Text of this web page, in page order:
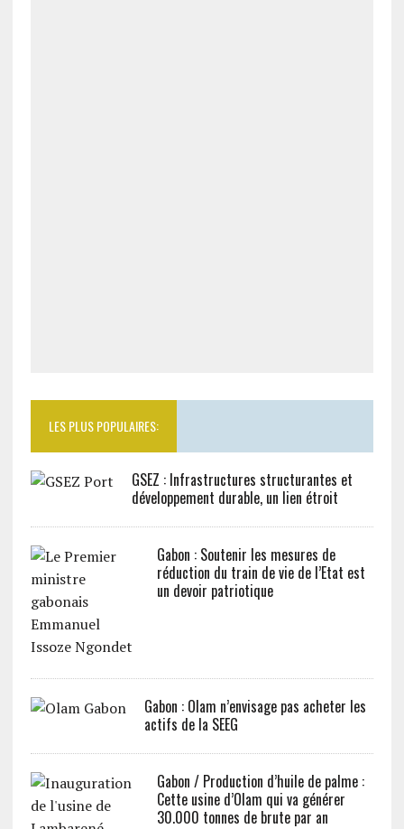
LES PLUS POPULAIRES:
GSEZ : Infrastructures structurantes et
développement durable, un lien étroit
Gabon : Soutenir les mesures de
réduction du train de vie de l’Etat est
un devoir patriotique
Gabon : Olam n’envisage pas acheter les
actifs de la SEEG
Gabon / Production d’huile de palme :
Cette usine d’Olam qui va générer
30.000 tonnes de brute par an